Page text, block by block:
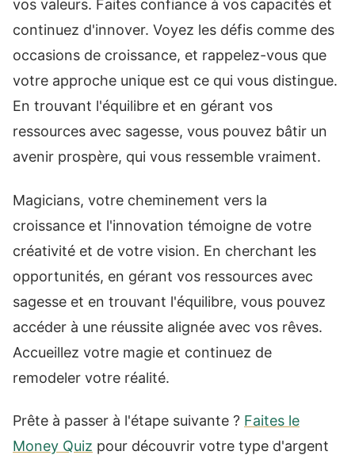
vos valeurs. Faites confiance à vos capacités et
continuez d'innover. Voyez les défis comme des
occasions de croissance, et rappelez-vous que
votre approche unique est ce qui vous distingue.
En trouvant l'équilibre et en gérant vos
ressources avec sagesse, vous pouvez bâtir un
avenir prospère, qui vous ressemble vraiment.
Magicians, votre cheminement vers la
croissance et l'innovation témoigne de votre
créativité et de votre vision. En cherchant les
opportunités, en gérant vos ressources avec
sagesse et en trouvant l'équilibre, vous pouvez
accéder à une réussite alignée avec vos rêves.
Accueillez votre magie et continuez de
remodeler votre réalité.
Prête à passer à l'étape suivante ? Faites le
Money Quiz pour découvrir votre type d'argent